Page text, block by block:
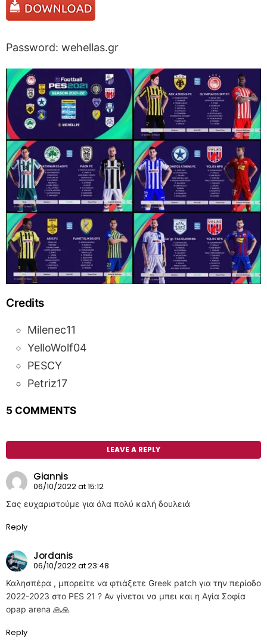
Password: wehellas.gr
Credits
Milenec11
YelloWolf04
PESCY
Petriz17
5 COMMENTS
LEAVE A REPLY
Giannis
06/10/2022 at 15:12
Σας ευχαριστούμε για όλα πολύ καλή δουλειά
Reply
Jordanis
06/10/2022 at 23:48
Καλησπέρα , μπορείτε να φτιάξετε Greek patch για την περίοδο
2022-2023 στο PES 21 ? Αν γίνεται να μπει και η Αγία Σοφία
opap arena 🙏🙏
Reply